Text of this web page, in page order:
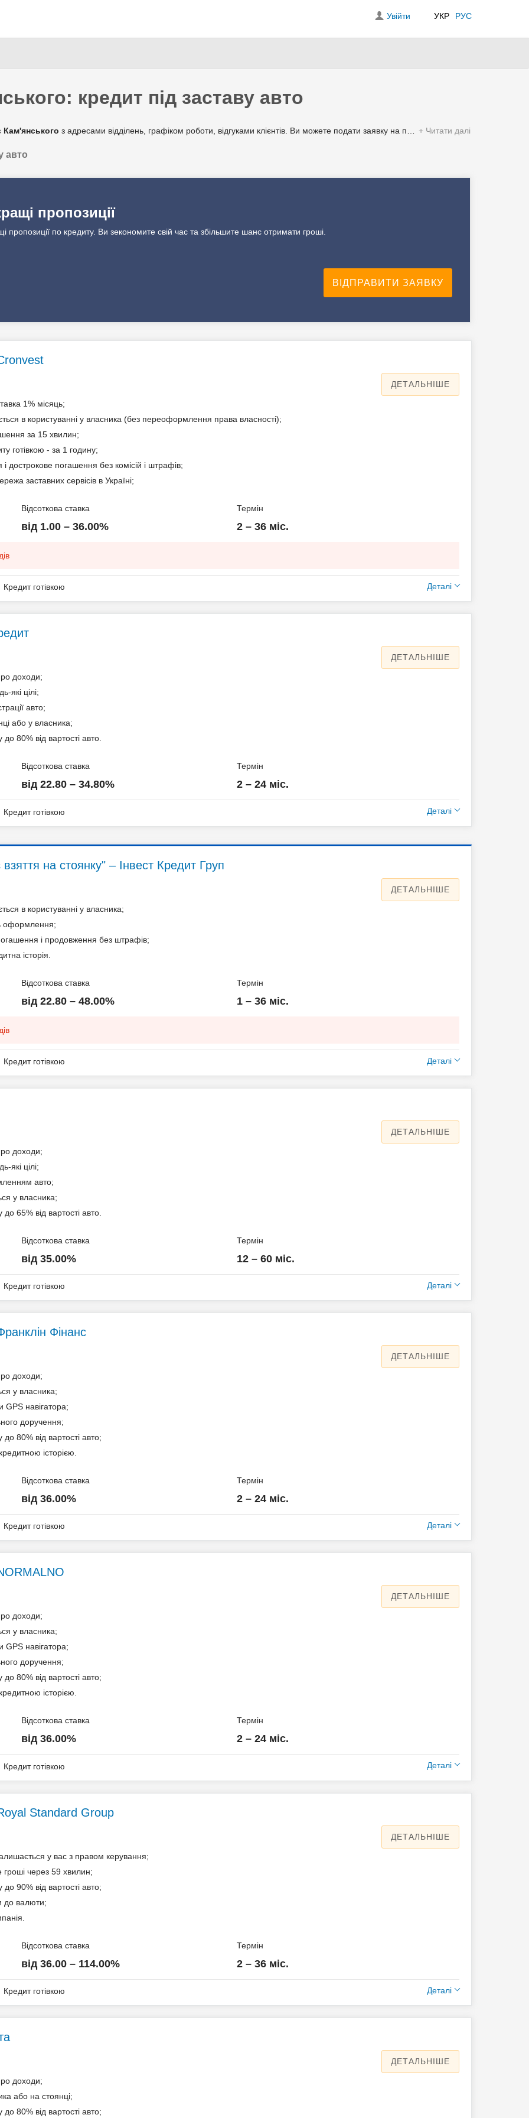
Увійти УКР РУС
кредит під заставу авто
Кам'янського з адресами відділень, графіком роботи, відгуками клієнтів. Ви можете подати заявку на позику під заставу авто в Кам'янському з правом керування. Є кредитні пропозиції, при яких авто лишається у вас без постановки на стоянку. Також ви можете порівняти всі
заставу автомобіля або спецтехніки від автоломбардів у Кам'янському:
Читати далі
авто
пропозиції
пропозиції по кредиту. Ви зекономите свій час та збільшите шанс отримати гроші.
ДЕТАЛЬНІШЕ
1% місяць;
в користуванні у власника (без переоформлення права власності);
за 15 хвилин;
готівкою - за 1 годину;
дострокове погашення без комісій і штрафів;
заставних сервісів в Україні;
Відсоткова ставка
від 1.00 – 36.00%
Термін
2 – 36 міс.
Кредит готівкою Деталі
ДЕТАЛЬНІШЕ
доходи;
які цілі;
авто;
або у власника;
80% від вартості авто.
Відсоткова ставка
від 22.80 – 34.80%
Термін
2 – 24 міс.
Кредит готівкою Деталі
на стоянку" – Інвест Кредит Груп
ДЕТАЛЬНІШЕ
в користуванні у власника;
оформлення;
і продовження без штрафів;
історія.
Відсоткова ставка
від 22.80 – 48.00%
Термін
1 – 36 міс.
Кредит готівкою Деталі
ДЕТАЛЬНІШЕ
доходи;
які цілі;
авто;
у власника;
65% від вартості авто.
Відсоткова ставка
від 35.00%
Термін
12 – 60 міс.
Кредит готівкою Деталі
Фінанс
ДЕТАЛЬНІШЕ
доходи;
у власника;
GPS навігатора;
доручення;
80% від вартості авто;
історією.
Відсоткова ставка
від 36.00%
Термін
2 – 24 міс.
Кредит готівкою Деталі
ДЕТАЛЬНІШЕ
доходи;
у власника;
GPS навігатора;
доручення;
80% від вартості авто;
історією.
Відсоткова ставка
від 36.00%
Термін
2 – 24 міс.
Кредит готівкою Деталі
тарифам нотаріуса
Standard Group
ДЕТАЛЬНІШЕ
у вас з правом керування;
гроші через 59 хвилин;
90% від вартості авто;
до валюти;
Відсоткова ставка
від 36.00 – 114.00%
Термін
2 – 36 міс.
Кредит готівкою Деталі
ДЕТАЛЬНІШЕ
доходи;
або на стоянці;
80% від вартості авто;